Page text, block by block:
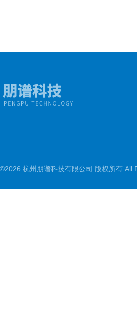
©2026 杭州朋谱科技有限公司 版权所有 All